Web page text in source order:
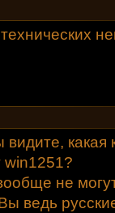
какая
win1251?
не
ведь